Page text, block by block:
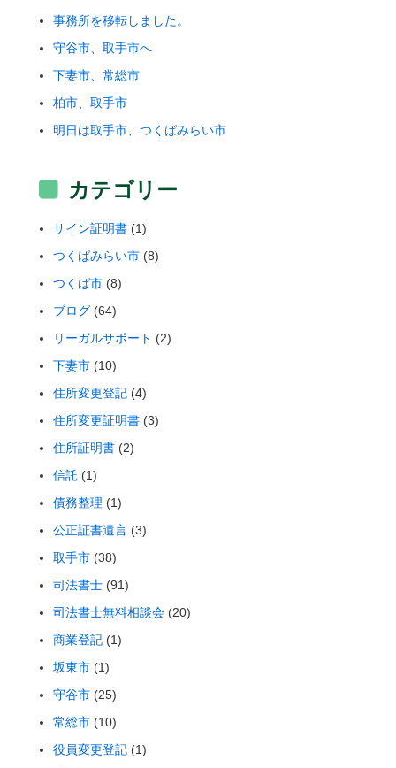
事務所を移転しました。
守谷市、取手市へ
下妻市、常総市
柏市、取手市
明日は取手市、つくばみらい市
カテゴリー
サイン証明書 (1)
つくばみらい市 (8)
つくば市 (8)
ブログ (64)
リーガルサポート (2)
下妻市 (10)
住所変更登記 (4)
住所変更証明書 (3)
住所証明書 (2)
信託 (1)
債務整理 (1)
公正証書遺言 (3)
取手市 (38)
司法書士 (91)
司法書士無料相談会 (20)
商業登記 (1)
坂東市 (1)
守谷市 (25)
常総市 (10)
役員変更登記 (1)